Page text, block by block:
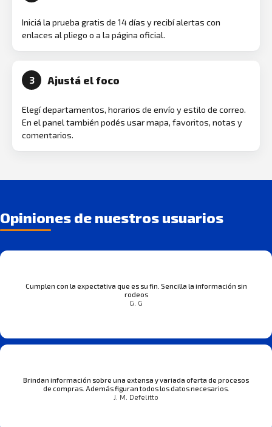
Iniciá la prueba gratis de 14 días y recibí alertas con
enlaces al pliego o a la página oficial.
3 Ajustá el foco
Elegí departamentos, horarios de envío y estilo de correo.
En el panel también podés usar mapa, favoritos, notas y
comentarios.
Opiniones de nuestros usuarios
Cumplen con la expectativa que es su fin. Sencilla la información sin
rodeos
G. G
Brindan información sobre una extensa y variada oferta de procesos
de compras. Además figuran todos los datos necesarios.
J. M. Defelitto